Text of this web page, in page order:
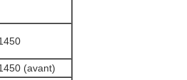
(avant)